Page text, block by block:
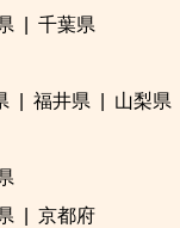
千葉県
福井県
山梨県
京都府